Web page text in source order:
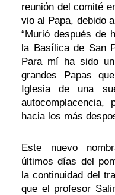
reunión del comité
vio al Papa, debido
“Murió después de
la Basílica de San
Para mí ha sido
grandes Papas
Iglesia de una
hacia los más
Este nuevo
últimos días del
la continuidad del
que el profesor